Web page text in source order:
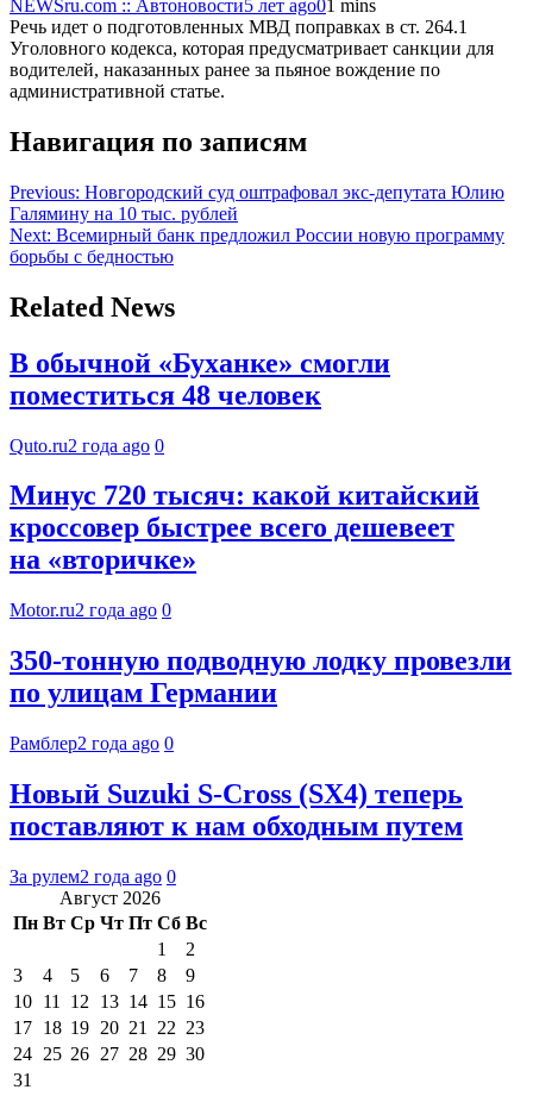
NEWSru.com :: Автоновости5 лет ago01 mins
Речь идет о подготовленных МВД поправках в ст. 264.1
Уголовного кодекса, которая предусматривает санкции для
водителей, наказанных ранее за пьяное вождение по
административной статье.
Навигация по записям
Previous: Новгородский суд оштрафовал экс-депутата Юлию
Галямину на 10 тыс. рублей
Next: Всемирный банк предложил России новую программу
борьбы с бедностью
Related News
В обычной «Буханке» смогли
поместиться 48 человек
Quto.ru2 года ago 0
Минус 720 тысяч: какой китайский
кроссовер быстрее всего дешевеет
на «вторичке»
Motor.ru2 года ago 0
350-тонную подводную лодку провезли
по улицам Германии
Рамблер2 года ago 0
Новый Suzuki S-Cross (SX4) теперь
поставляют к нам обходным путем
За рулем2 года ago 0
Август 2026
Пн Вт Ср Чт Пт Сб Вс
1
2
3
4 5 6 7 8
9
10 11 12 13 14 15 16
17 18 19 20 21 22 23
24 25 26 27 28 29 30
31